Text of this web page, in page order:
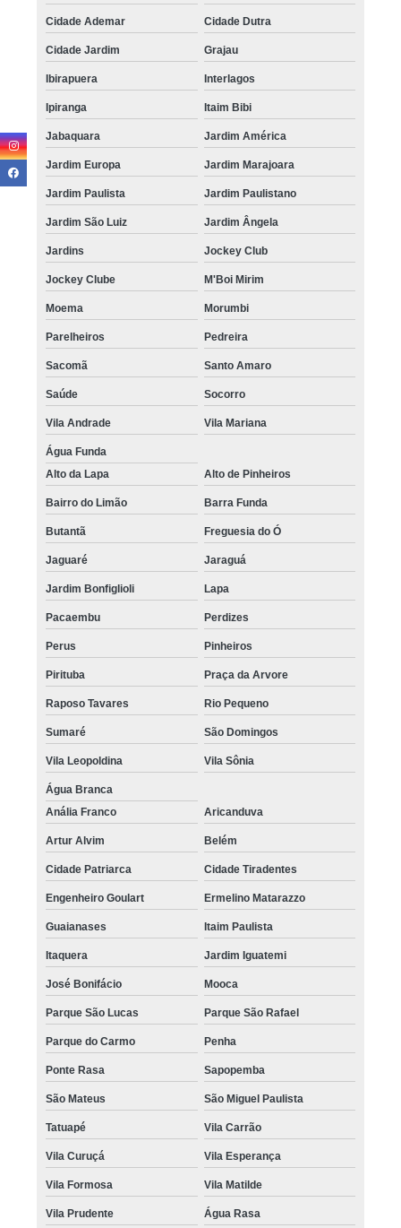
Cidade Ademar Cidade Dutra
Cidade Jardim Grajau
Ibirapuera Interlagos
Ipiranga Itaim Bibi
Jabaquara Jardim América
Jardim Europa Jardim Marajoara
Jardim Paulista Jardim Paulistano
Jardim São Luiz Jardim Ângela
Jardins Jockey Club
Jockey Clube M'Boi Mirim
Moema Morumbi
Parelheiros Pedreira
Sacomã Santo Amaro
Saúde Socorro
Vila Andrade Vila Mariana
Água Funda
Alto da Lapa
Alto de Pinheiros
Bairro do Limão Barra Funda
Butantã Freguesia do Ó
Jaguaré Jaraguá
Jardim Bonfiglioli Lapa
Pacaembu Perdizes
Perus Pinheiros
Pirituba Praça da Arvore
Raposo Tavares Rio Pequeno
Sumaré São Domingos
Vila Leopoldina Vila Sônia
Água Branca
Anália Franco
Aricanduva
Artur Alvim Belém
Cidade Patriarca Cidade Tiradentes
Engenheiro Goulart Ermelino Matarazzo
Guaianases Itaim Paulista
Itaquera Jardim Iguatemi
José Bonifácio Mooca
Parque São Lucas Parque São Rafael
Parque do Carmo Penha
Ponte Rasa Sapopemba
São Mateus São Miguel Paulista
Tatuapé Vila Carrão
Vila Curuçá Vila Esperança
Vila Formosa Vila Matilde
Vila Prudente
Água Rasa